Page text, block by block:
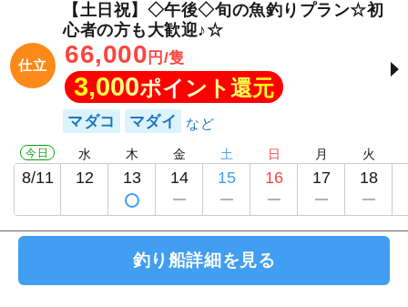
仕立
【土日祝】◇午後◇旬の魚釣りプラン☆初
心者の方も大歓迎♪☆
66,000 円/隻
3,000ポイント還元
マダコ マダイ
今日
8/11
水
12
木
13
金
14
土
15
日
16
月
17
火
18
釣り船詳細を見る